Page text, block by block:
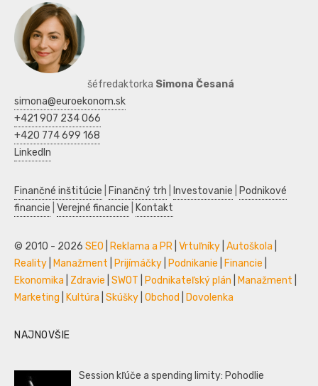
šéfredaktorka Simona Česaná
simona@euroekonom.sk
+421 907 234 066
+420 774 699 168
LinkedIn
Finančné inštitúcie Finančný trh Investovanie
Podnikové
financie Verejné financie Kontakt
© 2010 - 2026 SEO Reklama a PR Vrtuľníky Autoškola
Reality
Manažment Prijímáčky Podnikanie Financie
Ekonomika
Zdravie SWOT Podnikateľský plán Manažment
Marketing
Kultúra Skúšky Obchod Dovolenka
NAJNOVŠIE
Session kľúče a spending limity: Pohodlie